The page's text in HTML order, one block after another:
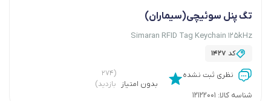
تگ پنل سوئیچی(سیماران)
Simaran RFID Tag Keychain 125kHz
کد 1427
نظری ثبت نشده
بدون امتیاز
(۲۷۴
بازدید)
شناسه کالا: 12122001